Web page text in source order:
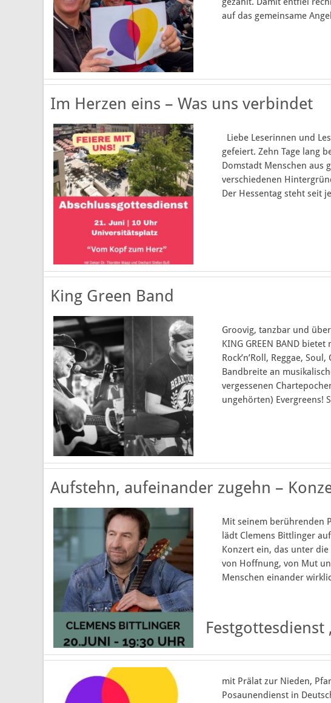
Kooperationsraum Rhön
Links & Downloads
Formulare
Helfen
Arbeit
auf das gemeinsame
Im Herzen eins – Was uns verbindet
Liebe Leserinnen und
gefeiert. Zehn Tage lang
Domstadt Menschen aus
verschiedenen
Der Hessentag steht seit
King Green Band
Groovig, tanzbar und
KING GREEN BAND
Rock’n’Roll, Reggae,
Bandbreite an
vergessenen
ungehörten) Evergreens!
Aufstehn, aufeinander zugehn –
Mit seinem berührenden
lädt Clemens Bittlinger
Konzert ein, das unter
von Hoffnung, von Mut
Menschen einander
Festgottesdienst
mit Prälat zur Nieden,
Posaunendienst in